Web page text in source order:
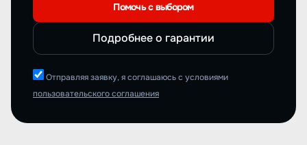
Помочь с выбором
Подробнее о гарантии
Отправляя заявку, я соглашаюсь с условиями
пользовательского соглашения